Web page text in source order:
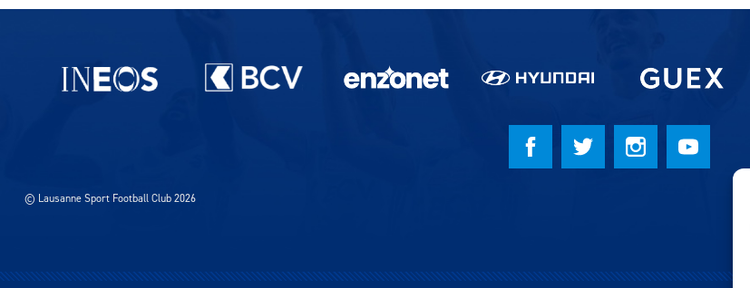
Partenaires du lausanne-Sport
© Lausanne Sport Football Club 2026